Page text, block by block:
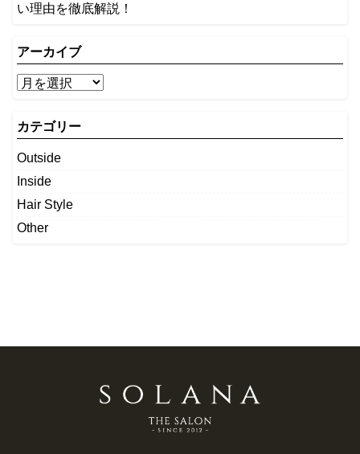
い理由を徹底解説！
アーカイブ
カテゴリー
Outside
Inside
Hair Style
Other